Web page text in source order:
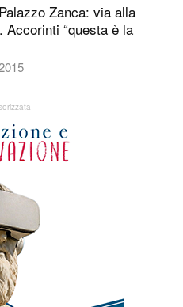
Zanca: via alla
“questa è la